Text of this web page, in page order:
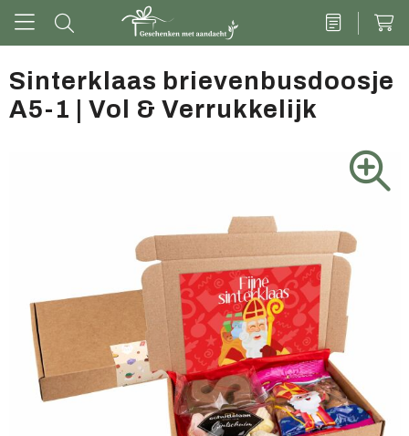
Drinkwaren
Vrije tijd & outdoor
Zoete cadeaus
Groen geschenk
Kleding
Sinterklaas brievenbusdoosje
A5-1 | Vol & Verrukkelijk